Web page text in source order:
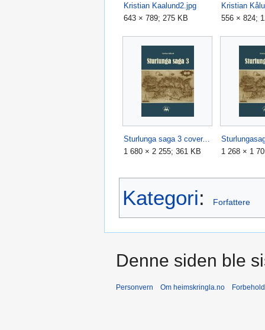
Kristian Kaalund2.jpg
643 × 789; 275 KB
Kristian
556 × 824;
Sturlunga saga 3 cover.jpg
1 680 × 2 255; 361 KB
1 268 × 1
Kategori: Forfattere
Denne siden ble
Personvern Om heimskringla.no Forbehold